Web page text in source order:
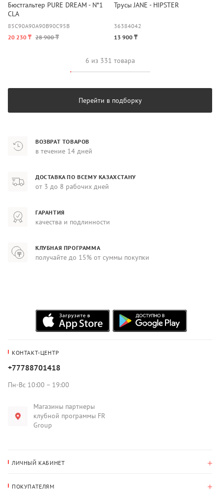
Бюстгальтер PURE DREAM - N*1
CLA
85C90A90A90B90C95B
20 230 ₸ 28 900 ₸
Трусы JANE - HIPSTER
36384042
13 900 ₸
6 из 331 товара
Перейти в подборку
ВОЗВРАТ ТОВАРОВ
в течение 14 дней
ДОСТАВКА ПО ВСЕМУ КАЗАХСТАНУ
от 3 до 8 рабочих дней
ГАРАНТИЯ
качества и подлинности
КЛУБНАЯ ПРОГРАММА
получайте до 15% от суммы покупки
КОНТАКТ-ЦЕНТР
+77788701418
Пн-Вс 10:00 – 19:00
Магазины партнеры
клубной программы FR
Group
ЛИЧНЫЙ КАБИНЕТ
ПОКУПАТЕЛЯМ